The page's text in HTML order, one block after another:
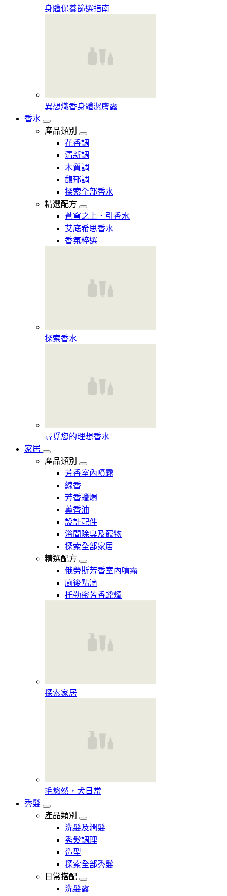
身體保養篩選指南
異想熾香身體潔膚露
香水
產品類別
花香調
清新調
木質調
馥郁調
探索全部香水
精選配方
蒼穹之上．引香水
艾底希思香水
香氛粹選
探索香水​
尋覓您的理想香水​
家居
產品類別
芳香室內噴霧
線香
芳香蠟燭
薰香油
設計配件
浴間除臭及寵物
探索全部家居
精選配方
俄勞斯芳香室內噴霧
廁後點滴
托勒密芳香蠟燭
探索家居
毛悠然，犬日常
秀髮
產品類別
洗髮及潤髮
秀髮調理
造型
探索全部秀髮
日常搭配
洗髮露